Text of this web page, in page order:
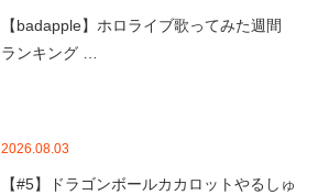
【badapple】ホロライブ歌ってみた週間
ランキング …
2026.08.03
【#5】ドラゴンボールカカロットやるしゅ